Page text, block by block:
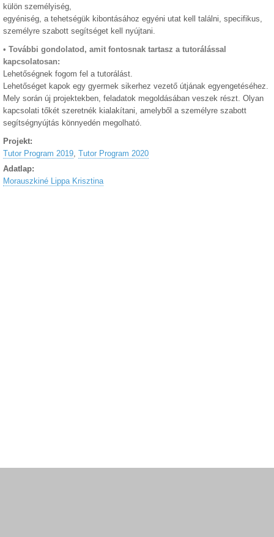
külön személyiség,
egyéniség, a tehetségük kibontásához egyéni utat kell találni, specifikus,
személyre szabott segítséget kell nyújtani.
• További gondolatod, amit fontosnak tartasz a tutorálással
kapcsolatosan:
Lehetőségnek fogom fel a tutorálást.
Lehetőséget kapok egy gyermek sikerhez vezető útjának egyengetéséhez.
Mely során új projektekben, feladatok megoldásában veszek részt. Olyan
kapcsolati tőkét szeretnék kialakítani, amelyből a személyre szabott
segítségnyújtás könnyedén megolható.
Projekt:
Tutor Program 2019, Tutor Program 2020
Adatlap:
Morauszkiné Lippa Krisztina